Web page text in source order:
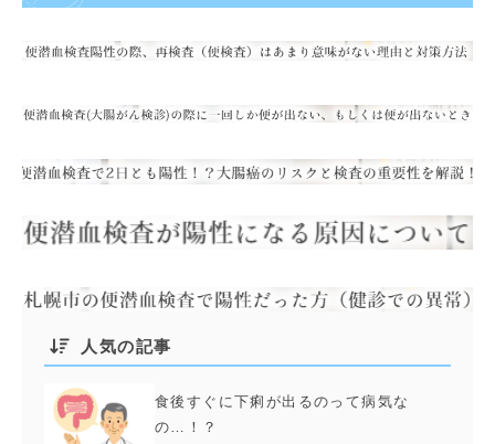
人気の記事
食後すぐに下痢が出るのって病気な
の…！？